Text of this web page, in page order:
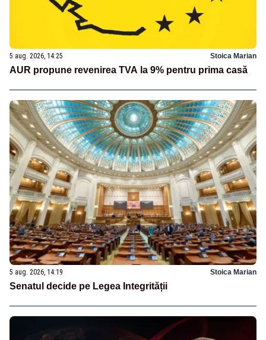
5 aug. 2026, 14:25 Stoica Marian
AUR propune revenirea TVA la 9% pentru prima casă
5 aug. 2026, 14:19 Stoica Marian
Senatul decide pe Legea Integrității